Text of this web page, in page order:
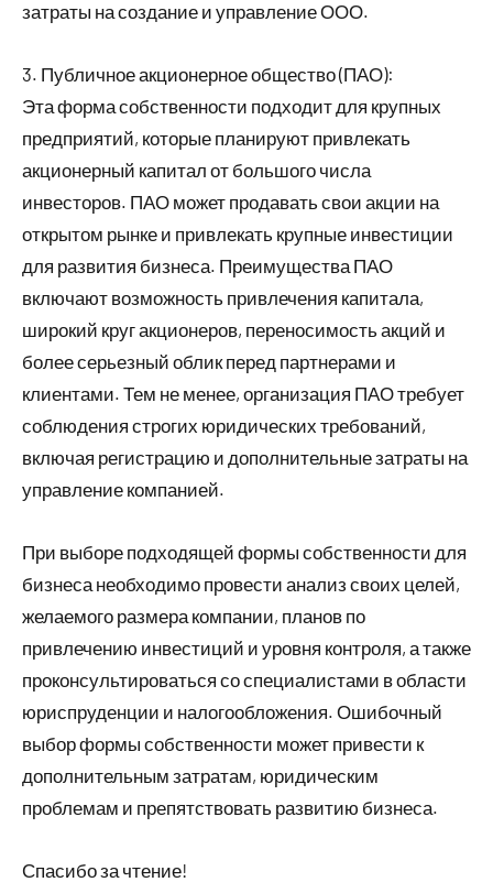
затраты на создание и управление ООО.
3. Публичное акционерное общество (ПАО):
Эта форма собственности подходит для крупных
предприятий, которые планируют привлекать
акционерный капитал от большого числа
инвесторов. ПАО может продавать свои акции на
открытом рынке и привлекать крупные инвестиции
для развития бизнеса. Преимущества ПАО
включают возможность привлечения капитала,
широкий круг акционеров, переносимость акций и
более серьезный облик перед партнерами и
клиентами. Тем не менее, организация ПАО требует
соблюдения строгих юридических требований,
включая регистрацию и дополнительные затраты на
управление компанией.
При выборе подходящей формы собственности для
бизнеса необходимо провести анализ своих целей,
желаемого размера компании, планов по
привлечению инвестиций и уровня контроля, а также
проконсультироваться со специалистами в области
юриспруденции и налогообложения. Ошибочный
выбор формы собственности может привести к
дополнительным затратам, юридическим
проблемам и препятствовать развитию бизнеса.
Спасибо за чтение!